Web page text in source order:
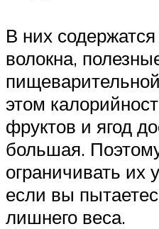
В них
волокна,
этом
фруктов и ягод
большая.
ограничивать их
если вы
лишнего веса.